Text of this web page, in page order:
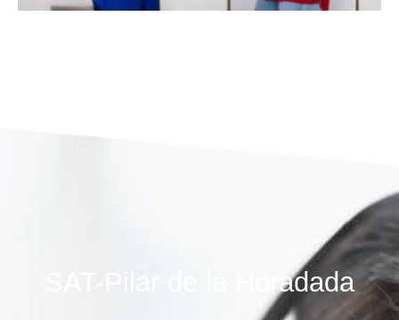
SAT-Pilar de la Horadada